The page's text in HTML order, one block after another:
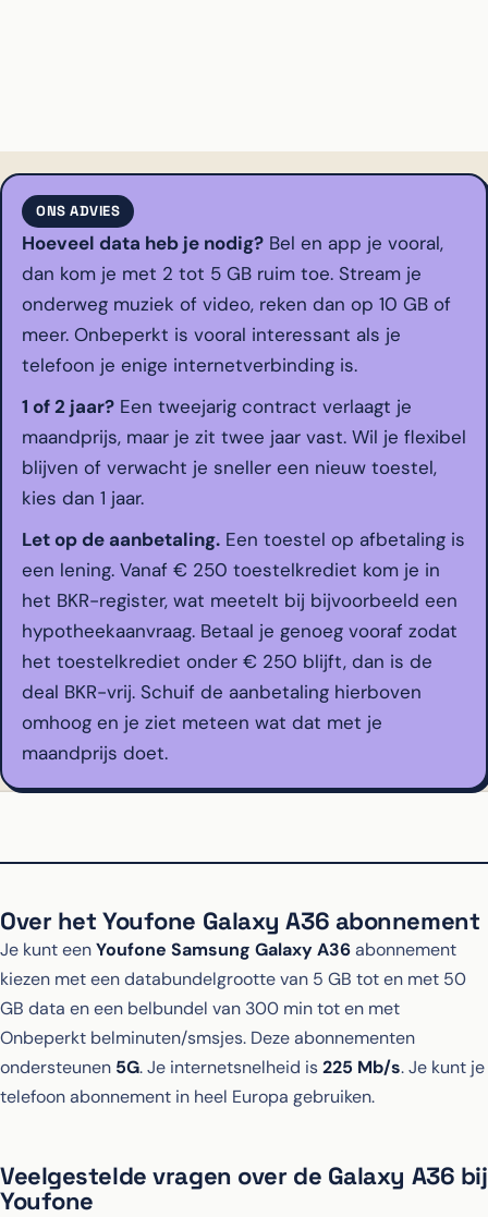
ONS ADVIES
Hoeveel data heb je nodig? Bel en app je vooral,
dan kom je met 2 tot 5 GB ruim toe. Stream je
onderweg muziek of video, reken dan op 10 GB of
meer. Onbeperkt is vooral interessant als je
telefoon je enige internetverbinding is.
1 of 2 jaar? Een tweejarig contract verlaagt je
maandprijs, maar je zit twee jaar vast. Wil je flexibel
blijven of verwacht je sneller een nieuw toestel,
kies dan 1 jaar.
Let op de aanbetaling. Een toestel op afbetaling is
een lening. Vanaf € 250 toestelkrediet kom je in
het BKR-register, wat meetelt bij bijvoorbeeld een
hypotheekaanvraag. Betaal je genoeg vooraf zodat
het toestelkrediet onder € 250 blijft, dan is de
deal BKR-vrij. Schuif de aanbetaling hierboven
omhoog en je ziet meteen wat dat met je
maandprijs doet.
Over het Youfone Galaxy A36 abonnement
Je kunt eenYoufone Samsung Galaxy A36abonnement
kiezen met een databundelgrootte van 5 GB tot en met 50
GB data en een belbundel van 300 min tot en met
Onbeperkt belminuten/smsjes. Deze abonnementen
ondersteunen 5G. Je internetsnelheid is225 Mb/s. Je kunt je
telefoon abonnement in heel Europa gebruiken.
Veelgestelde vragen over de Galaxy A36 bij
Youfone